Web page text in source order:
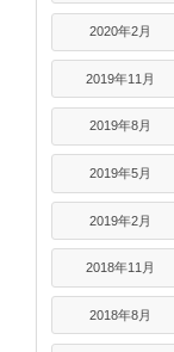
2020年2月
2019年11月
2019年8月
2019年5月
2019年2月
2018年11月
2018年8月